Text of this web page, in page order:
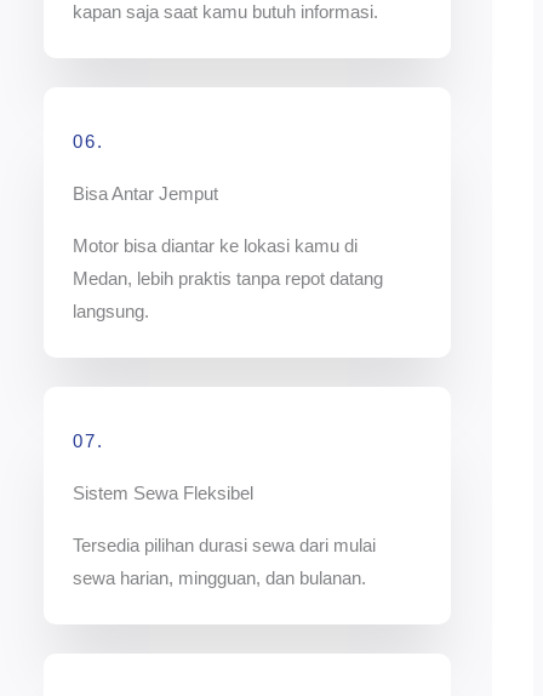
kapan saja saat kamu butuh informasi.
06.
Bisa Antar Jemput
Motor bisa diantar ke lokasi kamu di
Medan, lebih praktis tanpa repot datang
langsung.
07.
Sistem Sewa Fleksibel
Tersedia pilihan durasi sewa dari mulai
sewa harian, mingguan, dan bulanan.